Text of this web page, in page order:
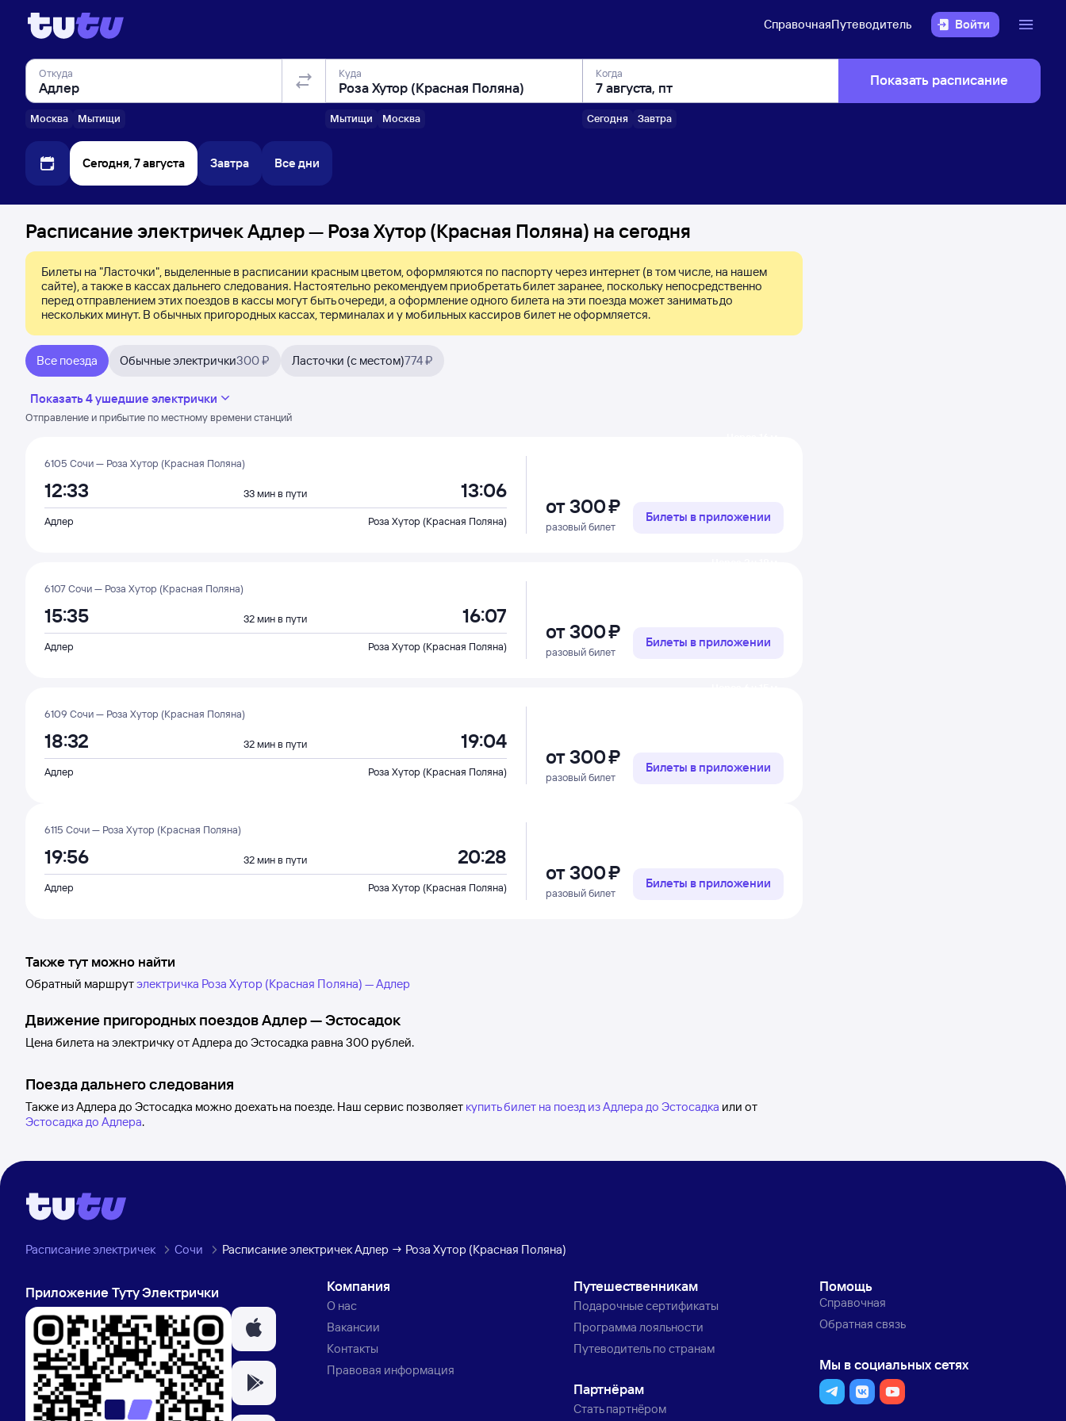
СправочнаяПутеводитель Войти
Откуда
Москва Мытищи
Куда
Мытищи Москва
Когда
Сегодня Завтра
Показать расписание
Сегодня, 7 августа Завтра Все дни
Расписание электричек Адлер — Роза Хутор (Красная Поляна) на сегодня
Билеты на "Ласточки", выделенные в расписании красным цветом, оформляются по паспорту через интернет (в том числе, на нашем
сайте), а также в кассах дальнего следования. Настоятельно рекомендуем приобретать билет заранее, поскольку непосредственно
перед отправлением этих поездов в кассы могут быть очереди, а оформление одного билета на эти поезда может занимать до
нескольких минут. В обычных пригородных кассах, терминалах и у мобильных кассиров билет не оформляется.
Все поезда Обычные электрички300 ₽ Ласточки (с местом)774 ₽
Показать 4 ушедшие электрички
Отправление и прибытие по местному времени станций
6105 Сочи — Роза Хутор (Красная Поляна)
12:33 33 мин в пути 13:06
Адлер Роза Хутор (Красная Поляна)
от300 ⁠₽
разовый билет
Билеты в приложении
6107 Сочи — Роза Хутор (Красная Поляна)
15:35 32 мин в пути 16:07
Адлер Роза Хутор (Красная Поляна)
от300 ⁠₽
разовый билет
Билеты в приложении
6109 Сочи — Роза Хутор (Красная Поляна)
18:32 32 мин в пути 19:04
Адлер Роза Хутор (Красная Поляна)
от300 ⁠₽
разовый билет
Билеты в приложении
6115 Сочи — Роза Хутор (Красная Поляна)
19:56 32 мин в пути 20:28
Адлер Роза Хутор (Красная Поляна)
от300 ⁠₽
разовый билет
Билеты в приложении
Также тут можно найти
Обратный маршрутэлектричка Роза Хутор (Красная Поляна) — Адлер
Движение пригородных поездовАдлер—Эстосадок
Цена билета на электричку отАдлера до Эстосадка равна 300 рублей.
Поезда дальнего следования
Также из Адлера до Эстосадка можно доехать на поезде. Наш сервис позволяет купить билет на поезд из Адлера до Эстосадка или от
Эстосадка до Адлера.
Расписание электричек Сочи Расписание электричек Адлер → Роза Хутор (Красная Поляна)
Приложение Туту Электрички Компания
О нас
Вакансии
Контакты
Правовая информация
Путешественникам
Подарочные сертификаты
Программа лояльности
Путеводитель по странам
Партнёрам
Стать партнёром
Помощь
Справочная
Обратная связь
Мы в социальных сетях